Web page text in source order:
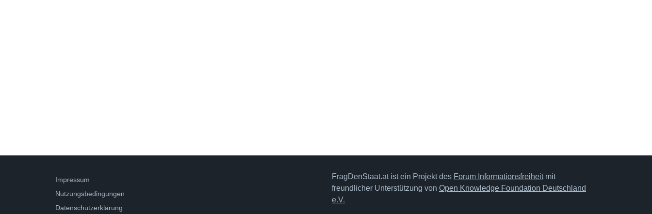
Impressum
Nutzungsbedingungen
Datenschutzerklärung
FragDenStaat.at ist ein Projekt des Forum Informationsfreiheitmit
freundlicher Unterstützung von Open Knowledge Foundation Deutschland
e.V.